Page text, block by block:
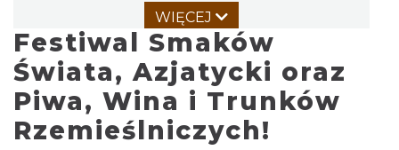
Cieszyn
0.00 km
WIĘCEJ
Festiwal Smaków
Świata, Azjatycki oraz
Piwa, Wina i Trunków
Rzemieślniczych!